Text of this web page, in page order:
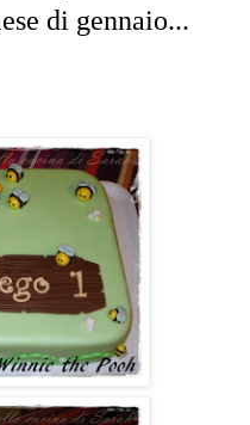
di gennaio...